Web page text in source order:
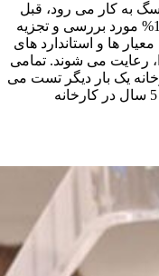
سگ به کار می رود، قبل
از تولید، در آزمایشگاه های این کمپانی 100% مورد بررسی و تجزیه
ها و استاندارد های
رعایت می شوند. تمامی
یک بار دیگر تست می
شوند و نمونه ی تست شده به مدت زمان 5 سال در کارخانه